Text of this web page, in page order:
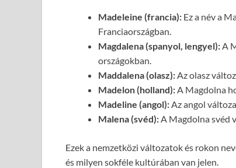
Madeleine (francia): Ez a név a
Franciaországban.
Magdalena (spanyol, lengyel): A
országokban.
Maddalena (olasz): Az olasz
Madelon (holland): A Magdolna
Madeline (angol): Az angol
Malena (svéd): A Magdolna svéd
Ezek a nemzetközi változatok és rokon
és milyen sokféle kultúrában van jelen.